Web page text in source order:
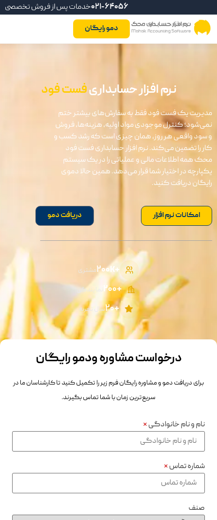
خدمات پس از فروش تخصصی021-64056
دمو رایگان
نرم افزار حسابداریفست فود
مدیریت یک فست فود فقط به سفارش‌های بیشتر ختم
نمی‌شود؛ کنترل موجودی مواد اولیه، هزینه‌ها، فروش
و سود واقعی هر روز، همان چیزی است که رشد کسب و
کار را تضمین می‌کند. نرم افزار حسابداری فست فود
محک همه اطلاعات مالی و عملیاتی را در یک سیستم
یکپارچه در اختیار شما قرار می‌دهد. همین حالا دموی
رایگان دریافت کنید.
امکانات نرم افزار دریافت دمو
+۲۰۰K مشتری
+2۰۰ نمایندگی
+۲۰ سال تجربه
درخواست مشاوره ودمو رایگان
برای دریافت دمو و مشاوره رایگان فرم زیر را تکمیل کنید تا کارشناسان ما در
سریع‌ترین زمان با شما تماس بگیرند.
نام و نام خانوادگی*
شماره تماس*
صنف